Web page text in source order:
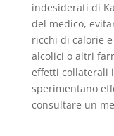
indesiderati di
del medico,
ricchi di calorie
alcolici o altri
effetti collaterali
sperimentano
consultare un